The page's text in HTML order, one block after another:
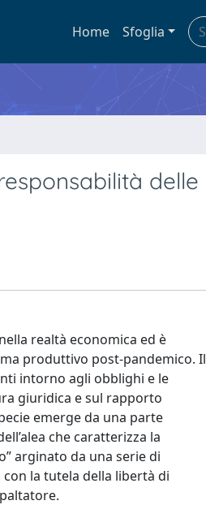
Home Sfoglia
delle
realtà economica ed è
produttivo post-pandemico. Il
intorno agli obblighi e le
giuridica e sul rapporto
emerge da una parte
che caratterizza la
arginato da una serie di
la tutela della libertà di